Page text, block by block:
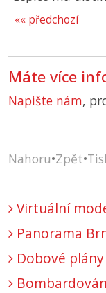
«« předchozí
Máte více
Napište nám,
Nahoru•Zpět•
Virtuální
Panorama
Dobové plány